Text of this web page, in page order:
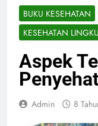
BUKU KESEHATAN
KESEHATAN
Aspek
Admin 8